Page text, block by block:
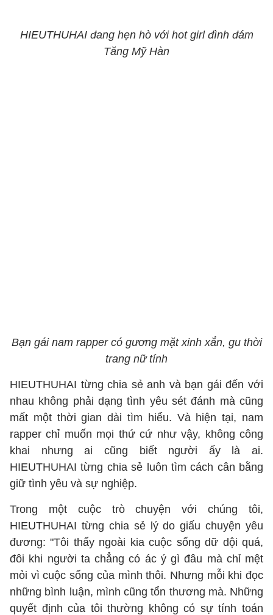
HIEUTHUHAI đang hẹn hò với hot girl đình đám
Tăng Mỹ Hàn
Bạn gái nam rapper có gương mặt xinh xắn, gu thời
trang nữ tính
HIEUTHUHAI từng chia sẻ anh và bạn gái đến với
nhau không phải dạng tình yêu sét đánh mà cũng
mất một thời gian dài tìm hiểu. Và hiện tại, nam
rapper chỉ muốn mọi thứ cứ như vậy, không công
khai nhưng ai cũng biết người ấy là ai.
HIEUTHUHAI từng chia sẻ luôn tìm cách cân bằng
giữ tình yêu và sự nghiệp.
Trong một cuộc trò chuyện với chúng tôi,
HIEUTHUHAI từng chia sẻ lý do giấu chuyện yêu
đương: "Tôi thấy ngoài kia cuộc sống dữ dội quá,
đôi khi người ta chẳng có ác ý gì đâu mà chỉ mệt
mỏi vì cuộc sống của mình thôi. Nhưng mỗi khi đọc
những bình luận, mình cũng tổn thương mà. Những
quyết định của tôi thường không có sự tính toán